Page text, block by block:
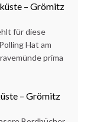
– Grömitz
für diese
Hat am
prima
– Grömitz